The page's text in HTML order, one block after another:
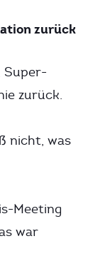
zurück
Super-
zurück.
nicht, was
Meeting
war